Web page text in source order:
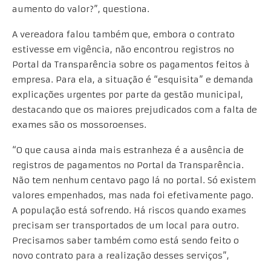
aumento do valor?”, questiona.
A vereadora falou também que, embora o contrato
estivesse em vigência, não encontrou registros no
Portal da Transparência sobre os pagamentos feitos à
empresa. Para ela, a situação é “esquisita” e demanda
explicações urgentes por parte da gestão municipal,
destacando que os maiores prejudicados com a falta de
exames são os mossoroenses.
“O que causa ainda mais estranheza é a ausência de
registros de pagamentos no Portal da Transparência.
Não tem nenhum centavo pago lá no portal. Só existem
valores empenhados, mas nada foi efetivamente pago.
A população está sofrendo. Há riscos quando exames
precisam ser transportados de um local para outro.
Precisamos saber também como está sendo feito o
novo contrato para a realização desses serviços”,